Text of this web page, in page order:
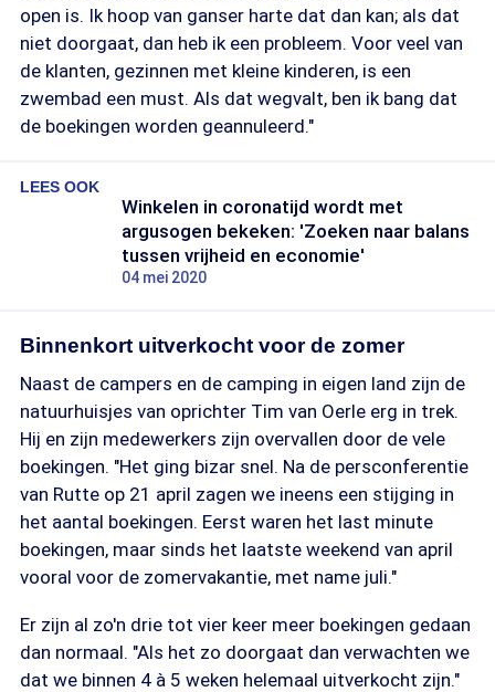
open is. Ik hoop van ganser harte dat dan kan; als dat
niet doorgaat, dan heb ik een probleem. Voor veel van
de klanten, gezinnen met kleine kinderen, is een
zwembad een must. Als dat wegvalt, ben ik bang dat
de boekingen worden geannuleerd."
LEES OOK
Winkelen in coronatijd wordt met
argusogen bekeken: 'Zoeken naar balans
tussen vrijheid en economie'
04 mei 2020
Binnenkort uitverkocht voor de zomer
Naast de campers en de camping in eigen land zijn de
natuurhuisjes van oprichter Tim van Oerle erg in trek.
Hij en zijn medewerkers zijn overvallen door de vele
boekingen. "Het ging bizar snel. Na de persconferentie
van Rutte op 21 april zagen we ineens een stijging in
het aantal boekingen. Eerst waren het last minute
boekingen, maar sinds het laatste weekend van april
vooral voor de zomervakantie, met name juli."
Er zijn al zo'n drie tot vier keer meer boekingen gedaan
dan normaal. "Als het zo doorgaat dan verwachten we
dat we binnen 4 à 5 weken helemaal uitverkocht zijn."